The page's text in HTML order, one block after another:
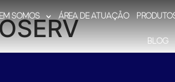
SOMOS ÁREA DE ATUAÇÃO
BLOG